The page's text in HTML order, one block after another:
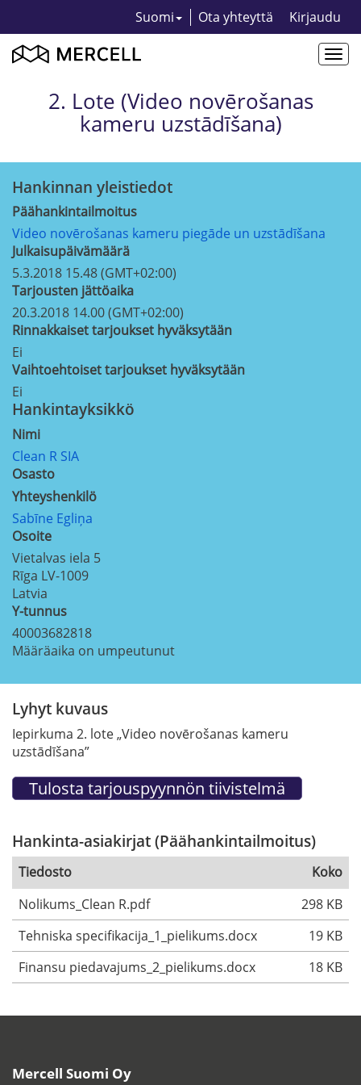
Suomi Ota yhteyttä Kirjaudu
2. Lote (Video novērošanas
kameru uzstādīšana)
Hankinnan yleistiedot
Päähankintailmoitus
Video novērošanas kameru piegāde un uzstādīšana
Julkaisupäivämäärä
5.3.2018 15.48 (GMT+02:00)
Tarjousten jättöaika
20.3.2018 14.00 (GMT+02:00)
Rinnakkaiset tarjoukset hyväksytään
Ei
Vaihtoehtoiset tarjoukset hyväksytään
Ei
Hankintayksikkö
Nimi
Clean R SIA
Osasto
Yhteyshenkilö
Sabīne Egliņa
Osoite
Vietalvas iela 5
Rīga LV-1009
Latvia
Y-tunnus
40003682818
Määräaika on umpeutunut
Lyhyt kuvaus
Iepirkuma 2. lote „Video novērošanas kameru
uzstādīšana”
Hankinta-asiakirjat (Päähankintailmoitus)
Tiedosto
Koko
Nolikums_Clean R.pdf
298 KB
Tehniska specifikacija_1_pielikums.docx
19 KB
Finansu piedavajums_2_pielikums.docx
18 KB
Mercell Suomi Oy